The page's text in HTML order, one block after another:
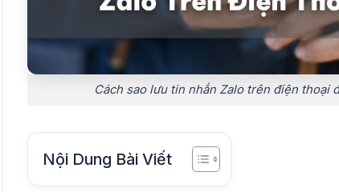
Cách sao lưu tin nhắn Zalo trên điện thoại
Nội Dung Bài Viết